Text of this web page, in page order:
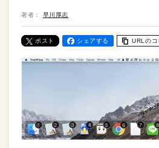
著者： 早川厚志
ポスト シェアする URLのコ